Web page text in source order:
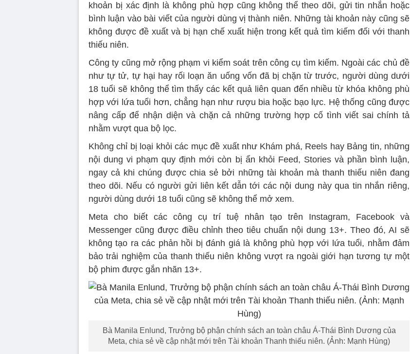
khoản bị xác định là không phù hợp cũng không thể theo dõi, gửi tin nhắn hoặc
bình luận vào bài viết của người dùng vị thành niên. Những tài khoản này cũng sẽ
không được đề xuất và bị hạn chế xuất hiện trong kết quả tìm kiếm đối với thanh
thiếu niên.
Công ty cũng mở rộng phạm vi kiểm soát trên công cụ tìm kiếm. Ngoài các chủ đề
như tự tử, tự hại hay rối loạn ăn uống vốn đã bị chặn từ trước, người dùng dưới
18 tuổi sẽ không thể tìm thấy các kết quả liên quan đến nhiều từ khóa không phù
hợp với lứa tuổi hơn, chẳng hạn như rượu bia hoặc bạo lực. Hệ thống cũng được
nâng cấp để nhận diện và chặn cả những trường hợp cố tình viết sai chính tả
nhằm vượt qua bộ lọc.
Không chỉ bị loại khỏi các mục đề xuất như Khám phá, Reels hay Bảng tin, những
nội dung vi phạm quy định mới còn bị ẩn khỏi Feed, Stories và phần bình luận,
ngay cả khi chúng được chia sẻ bởi những tài khoản mà thanh thiếu niên đang
theo dõi. Nếu có người gửi liên kết dẫn tới các nội dung này qua tin nhắn riêng,
người dùng dưới 18 tuổi cũng sẽ không thể mở xem.
Meta cho biết các công cụ trí tuệ nhân tạo trên Instagram, Facebook và
Messenger cũng được điều chỉnh theo tiêu chuẩn nội dung 13+. Theo đó, AI sẽ
không tạo ra các phản hồi bị đánh giá là không phù hợp với lứa tuổi, nhằm đảm
bảo trải nghiệm của thanh thiếu niên không vượt ra ngoài giới hạn tương tự một
bộ phim được gắn nhãn 13+.
Bà Manila Enlund, Trưởng bộ phận chính sách an toàn châu Á-Thái Bình Dương của
Meta, chia sẻ về cập nhật mới trên Tài khoản Thanh thiếu niên. (Ảnh: Mạnh Hùng)